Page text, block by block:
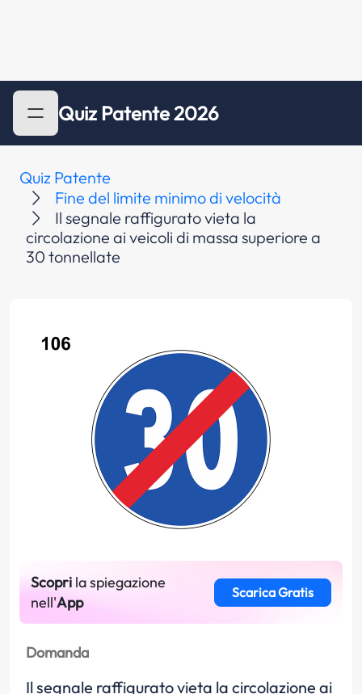
Quiz Patente 2026
Quiz Patente
Fine del limite minimo di velocità
Il segnale raffigurato vieta la
circolazione ai veicoli di massa superiore a
30 tonnellate
Scopri la spiegazione
nell'App
Scarica Gratis
Domanda
Il segnale raffigurato vieta la circolazione ai